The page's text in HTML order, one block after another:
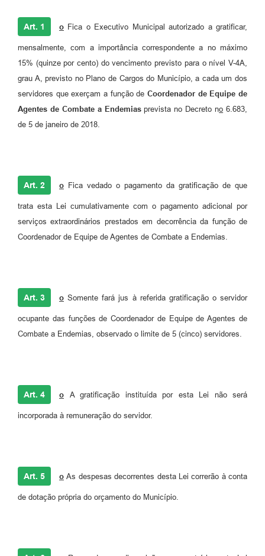
Art. 1 o Fica o Executivo Municipal autorizado a gratificar,
mensalmente, com a importância correspondente a no máximo
15% (quinze por cento) do vencimento previsto para o nível V-4A,
grau A, previsto no Plano de Cargos do Município, a cada um dos
servidores que exerçam a função de Coordenador de Equipe de
Agentes de Combate a Endemiasprevista no Decreto no 6.683,
de 5 de janeiro de 2018.
Art. 2 o Fica vedado o pagamento da gratificação de que
trata esta Lei cumulativamente com o pagamento adicional por
serviços extraordinários prestados em decorrência da função de
Coordenador de Equipe de Agentes de Combate a Endemias.
Art. 3 o Somente fará jus à referida gratificação o servidor
ocupante das funções de Coordenador de Equipe de Agentes de
Combate a Endemias, observado o limite de 5 (cinco) servidores.
Art. 4 o A gratificação instituída por esta Lei não será
incorporada à remuneração do servidor.
Art. 5 o As despesas decorrentes desta Lei correrão à conta
de dotação própria do orçamento do Município.